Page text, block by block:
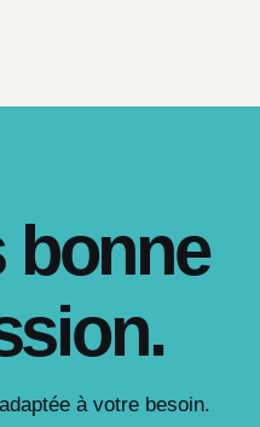
bonne
à votre besoin.